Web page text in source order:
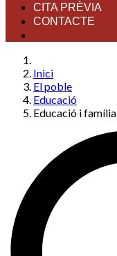
CITA PRÈVIA
CONTACTE
Inici
El poble
Educació
Educació i família